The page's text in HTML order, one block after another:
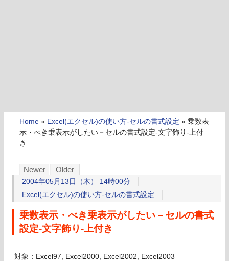
Home » Excel(エクセル)の使い方-セルの書式設定 » 乗数表
示・べき乗表示がしたい－セルの書式設定-文字飾り-上付
き
Newer Older
2004年05月13日（木） 14時00分
Excel(エクセル)の使い方-セルの書式設定
乗数表示・べき乗表示がしたい－セルの書式
設定-文字飾り-上付き
対象：Excel97, Excel2000, Excel2002, Excel2003